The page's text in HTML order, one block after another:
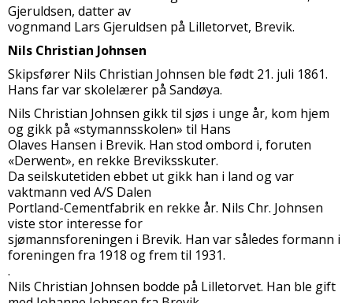
Gjeruldsen, datter av
vognmand Lars Gjeruldsen på Lilletorvet, Brevik.
Nils Christian Johnsen
Skipsfører Nils Christian Johnsen ble født 21. juli 1861.
Hans far var skolelærer på Sandøya.
Nils Christian Johnsen gikk til sjøs i unge år, kom hjem
og gikk på «stymannsskolen» til Hans
Olaves Hansen i Brevik. Han stod ombord i, foruten
«Derwent», en rekke Breviksskuter.
Da seilskutetiden ebbet ut gikk han i land og var
vaktmann ved A/S Dalen
Portland-Cementfabrik en rekke år. Nils Chr. Johnsen
viste stor interesse for
sjømannsforeningen i Brevik. Han var således formann i
foreningen fra 1918 og frem til 1931.
.
Nils Christian Johnsen bodde på Lilletorvet. Han ble gift